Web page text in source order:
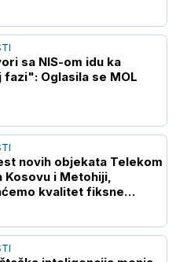
sa NIS-om idu ka
fazi": Oglasila se MOL
novih objekata Telekom
Kosovu i Metohiji,
kvalitet fiksne